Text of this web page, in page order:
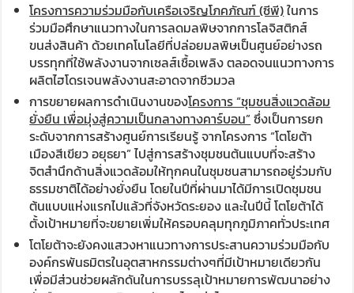
โครงการความร่วมมือกับเครือเจริญโภคภัณฑ์ (ซีพี)ในการ
ร่วมมือศึกษาแนวทางในการลดมลพิษจากการโลจิสติกส์
ขนส่งสินค้า ด้วยเทคโนโลยีที่ปล่อยมลพิษเป็นศูนย์อย่างรถ
บรรทุกที่ใช้พลังงานจากเซลส์เชื้อเพลิง ตลอดจนแนวทางการ
ผลิตไฮโดรเจนพลังงานสะอาดจากชีวมวล
การขยายผลการดำเนินงานของโครงการ “ชุมชนสิ่งแวดล้อม
ยั่งยืน เพื่อมุ่งสู่ความเป็นกลางทางคาร์บอน” ซึ่งเป็นการยก
ระดับจากการสร้างศูนย์การเรียนรู้ จากโครงการ “โตโยต้า
เมืองสีเขียว อยุธยา” ไปสู่การสร้างชุมชนต้นแบบที่จะสร้าง
จิตสำนึกด้านสิ่งแวดล้อมให้ทุกคนในชุมชนสามารถอยู่ร่วมกับ
ธรรมชาติได้อย่างยั่งยืน โดยในปีที่ผ่านมาได้มีการเปิดชุมชน
ต้นแบบแห่งแรกไปแล้วที่จังหวัดระยอง และในปีนี้ โตโยต้าได้
ตั้งเป้าหมายที่จะขยายเพิ่มให้ครอบคลุมทุกภูมิภาคทั่วประเทศ
โตโยต้าจะยังคงแสวงหาแนวทางการประสานความร่วมมือกับ
องค์กรพันธมิตรในอุตสาหกรรมต่างๆที่มีเป้าหมายเดียวกัน
เพื่อมีส่วนช่วยผลักดันในการบรรลุเป้าหมายการพัฒนาอย่าง